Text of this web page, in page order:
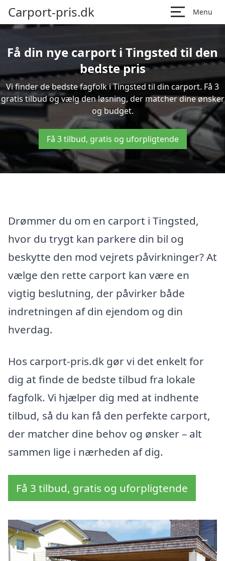
Carport-pris.dk Menu
Få din nye carport i Tingsted til den
bedste pris
Vi finder de bedste fagfolk i Tingsted til din carport. Få 3
gratis tilbud og vælg den løsning, der matcher dine ønsker
og budget.
Få 3 tilbud, gratis og uforpligtende
Drømmer du om en carport i Tingsted,
hvor du trygt kan parkere din bil og
beskytte den mod vejrets påvirkninger? At
vælge den rette carport kan være en
vigtig beslutning, der påvirker både
indretningen af din ejendom og din
hverdag.
Hos carport-pris.dk gør vi det enkelt for
dig at finde de bedste tilbud fra lokale
fagfolk. Vi hjælper dig med at indhente
tilbud, så du kan få den perfekte carport,
der matcher dine behov og ønsker – alt
sammen lige i nærheden af dig.
Få 3 tilbud, gratis og uforpligtende